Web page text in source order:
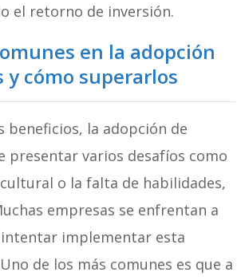
el retorno de inversión.
en la adopción
y cómo superarlos
beneficios, la adopción de
presentar varios desafíos como
o la falta de habilidades,
empresas se enfrentan a
implementar esta
de los más comunes es que a